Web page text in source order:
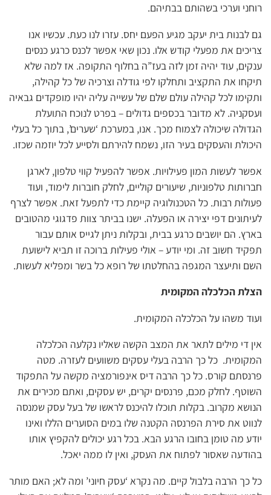
רוחני וערכי בשהותם בבתיהם.
גם לבנות בית יעקב מגיע הפעם יחס. עזרו לנו כעת. עכשיו אנו
צריכים את מפעלי קודש אלו. נכון שאי אפשר לכנס כרגע כנסים
ענקים, עוד יהיה זמן לזה בעז”ה בחלוף התקופה. אז למה שלא
תיקחו את התקציב ותחלקו לפי גודלה וצרכיה של כל קהילה,
ותקימו לכל קהילה עולם שלם של עשייה עליה יהיו מופקדים גבאיה
ועסקניה. לא מדובר בכספים גדולים – בפרט לנוכח התועלת
הגדולה שיכולה לצמוח מכך. אנו, במערכת ‘שערים’, בתוך כל בעלי
היכולת והעסקים בעיר הזו, נשמח להירתם ולסייע לכל יוזמה שכזו.
אפשר לעשות המון פעילויות. אפשר להפעיל קווי טלפון, לארגן
חברותות טלפוניות, שיעורים קוליים, לחלק חוברות לימוד, ועוד
פעולות רבות. כל הטכנולוגיה קיימת כדי לתפעל זאת. אפשר לצרף
לעיתונים דפי יצירה או הפעלה. ישנו בביתר צוות פדגוגי מהטובים
בארץ. הם יושבים כרגע בבית, ובקלות ניתן לגייס אותם עבור
תפקיד חשוב זה. ומי יודע – אולי פעילות ברוכה זו תביא לישועת
השם ותיעצר המגפה בהחלטתו של רופא כל בשר ומפליא לעשות.
הצלת הכלכלה המקומית
ועוד משהו על הכלכלה המקומית.
אין די מילים לתאר את המצב הקשה שאליו נקלעה הכלכלה
המקומית. כל כך הרבה בעלי עסקים משוועים לעזרה. מטה
פרנסתם קורס. כל כך הרבה דיס אינפורמציה מקשה על התפקוד
השוטף. לחלק מכם, פרנסים יקרים, יש עסקים, ואתם מכירים את
הנושא מקרוב. בקלות תוכלו להיכנס לראשו של בעל עסק שמנסה
לנווט את סירת הפרנסה הקטנה שלו במים הסוערים הללו ואינו
יודע מה טומן בחובו הרגע הבא. בכל רגע יכולים להקפיץ אותו
בהודעה שאסור לפתוח את העסק, ואין לו ממה יאכל.
כל כך הרבה בלבול קיים. מה נקרא ‘עסק חיוני’ ומה לא; האם מותר